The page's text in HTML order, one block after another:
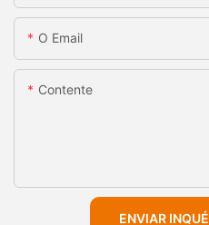
O Email
Contente
ENVIAR